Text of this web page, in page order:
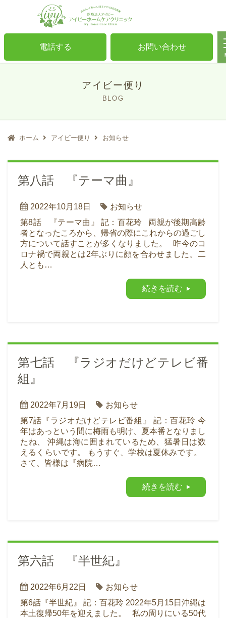
電話する お問い合わせ
アイビー便り
BLOG
ホーム アイビー便り お知らせ
第八話 『テーマ曲』
2022年10月18日
お知らせ
第8話 『テーマ曲』 記：百花玲 両親が後期高齢
者となったころから、帰省の際にこれからの過ごし
方について話すことが多くなりました。 昨今のコ
ロナ禍で両親とは2年ぶりに顔を合わせました。二
人とも…
続きを読む
第七話 『ラジオだけどテレビ番
組』
2022年7月19日
お知らせ
第7話『ラジオだけどテレビ番組』 記：百花玲 今
年はあっという間に梅雨も明け、夏本番となりまし
たね、 沖縄は海に囲まれているため、猛暑日は数
えるくらいです。 もうすぐ、学校は夏休みです。
さて、皆様は『病院…
続きを読む
第六話 『半世紀』
2022年6月22日
お知らせ
第6話『半世紀』 記：百花玲 2022年5月15日沖縄は
本土復帰50年を迎えました。 私の周りにいる50代